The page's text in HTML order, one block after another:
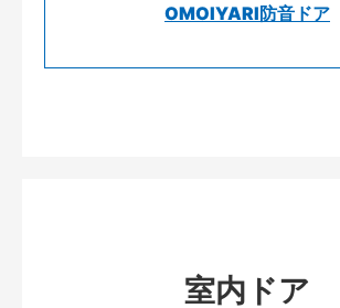
OMOIYARI防音ドア
室内ドア